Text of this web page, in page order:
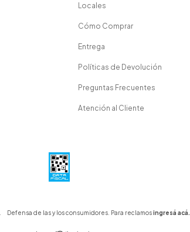
Locales
Cómo Comprar
Entrega
Políticas de Devolución
Preguntas Frecuentes
Atención al Cliente
Defensa de las y los consumidores. Para reclamosingresá acá.